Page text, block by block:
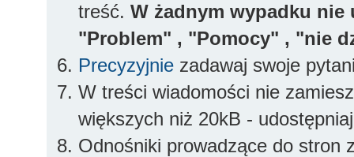
treść. W żadnym wypadku
"Problem" , "Pomocy" , "nie
Precyzyjniezadawaj swoje
W treści wiadomości nie
większych niż 20kB -
Odnośniki prowadzące do stron